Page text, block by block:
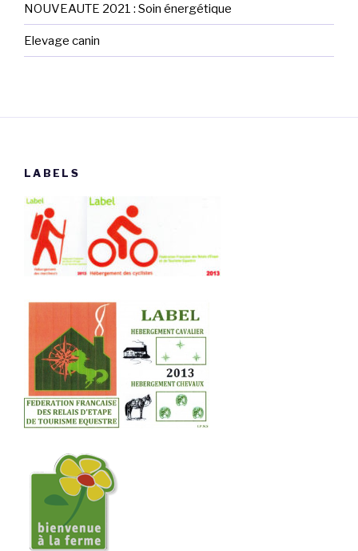
NOUVEAUTE 2021 : Soin énergétique
Elevage canin
LABELS